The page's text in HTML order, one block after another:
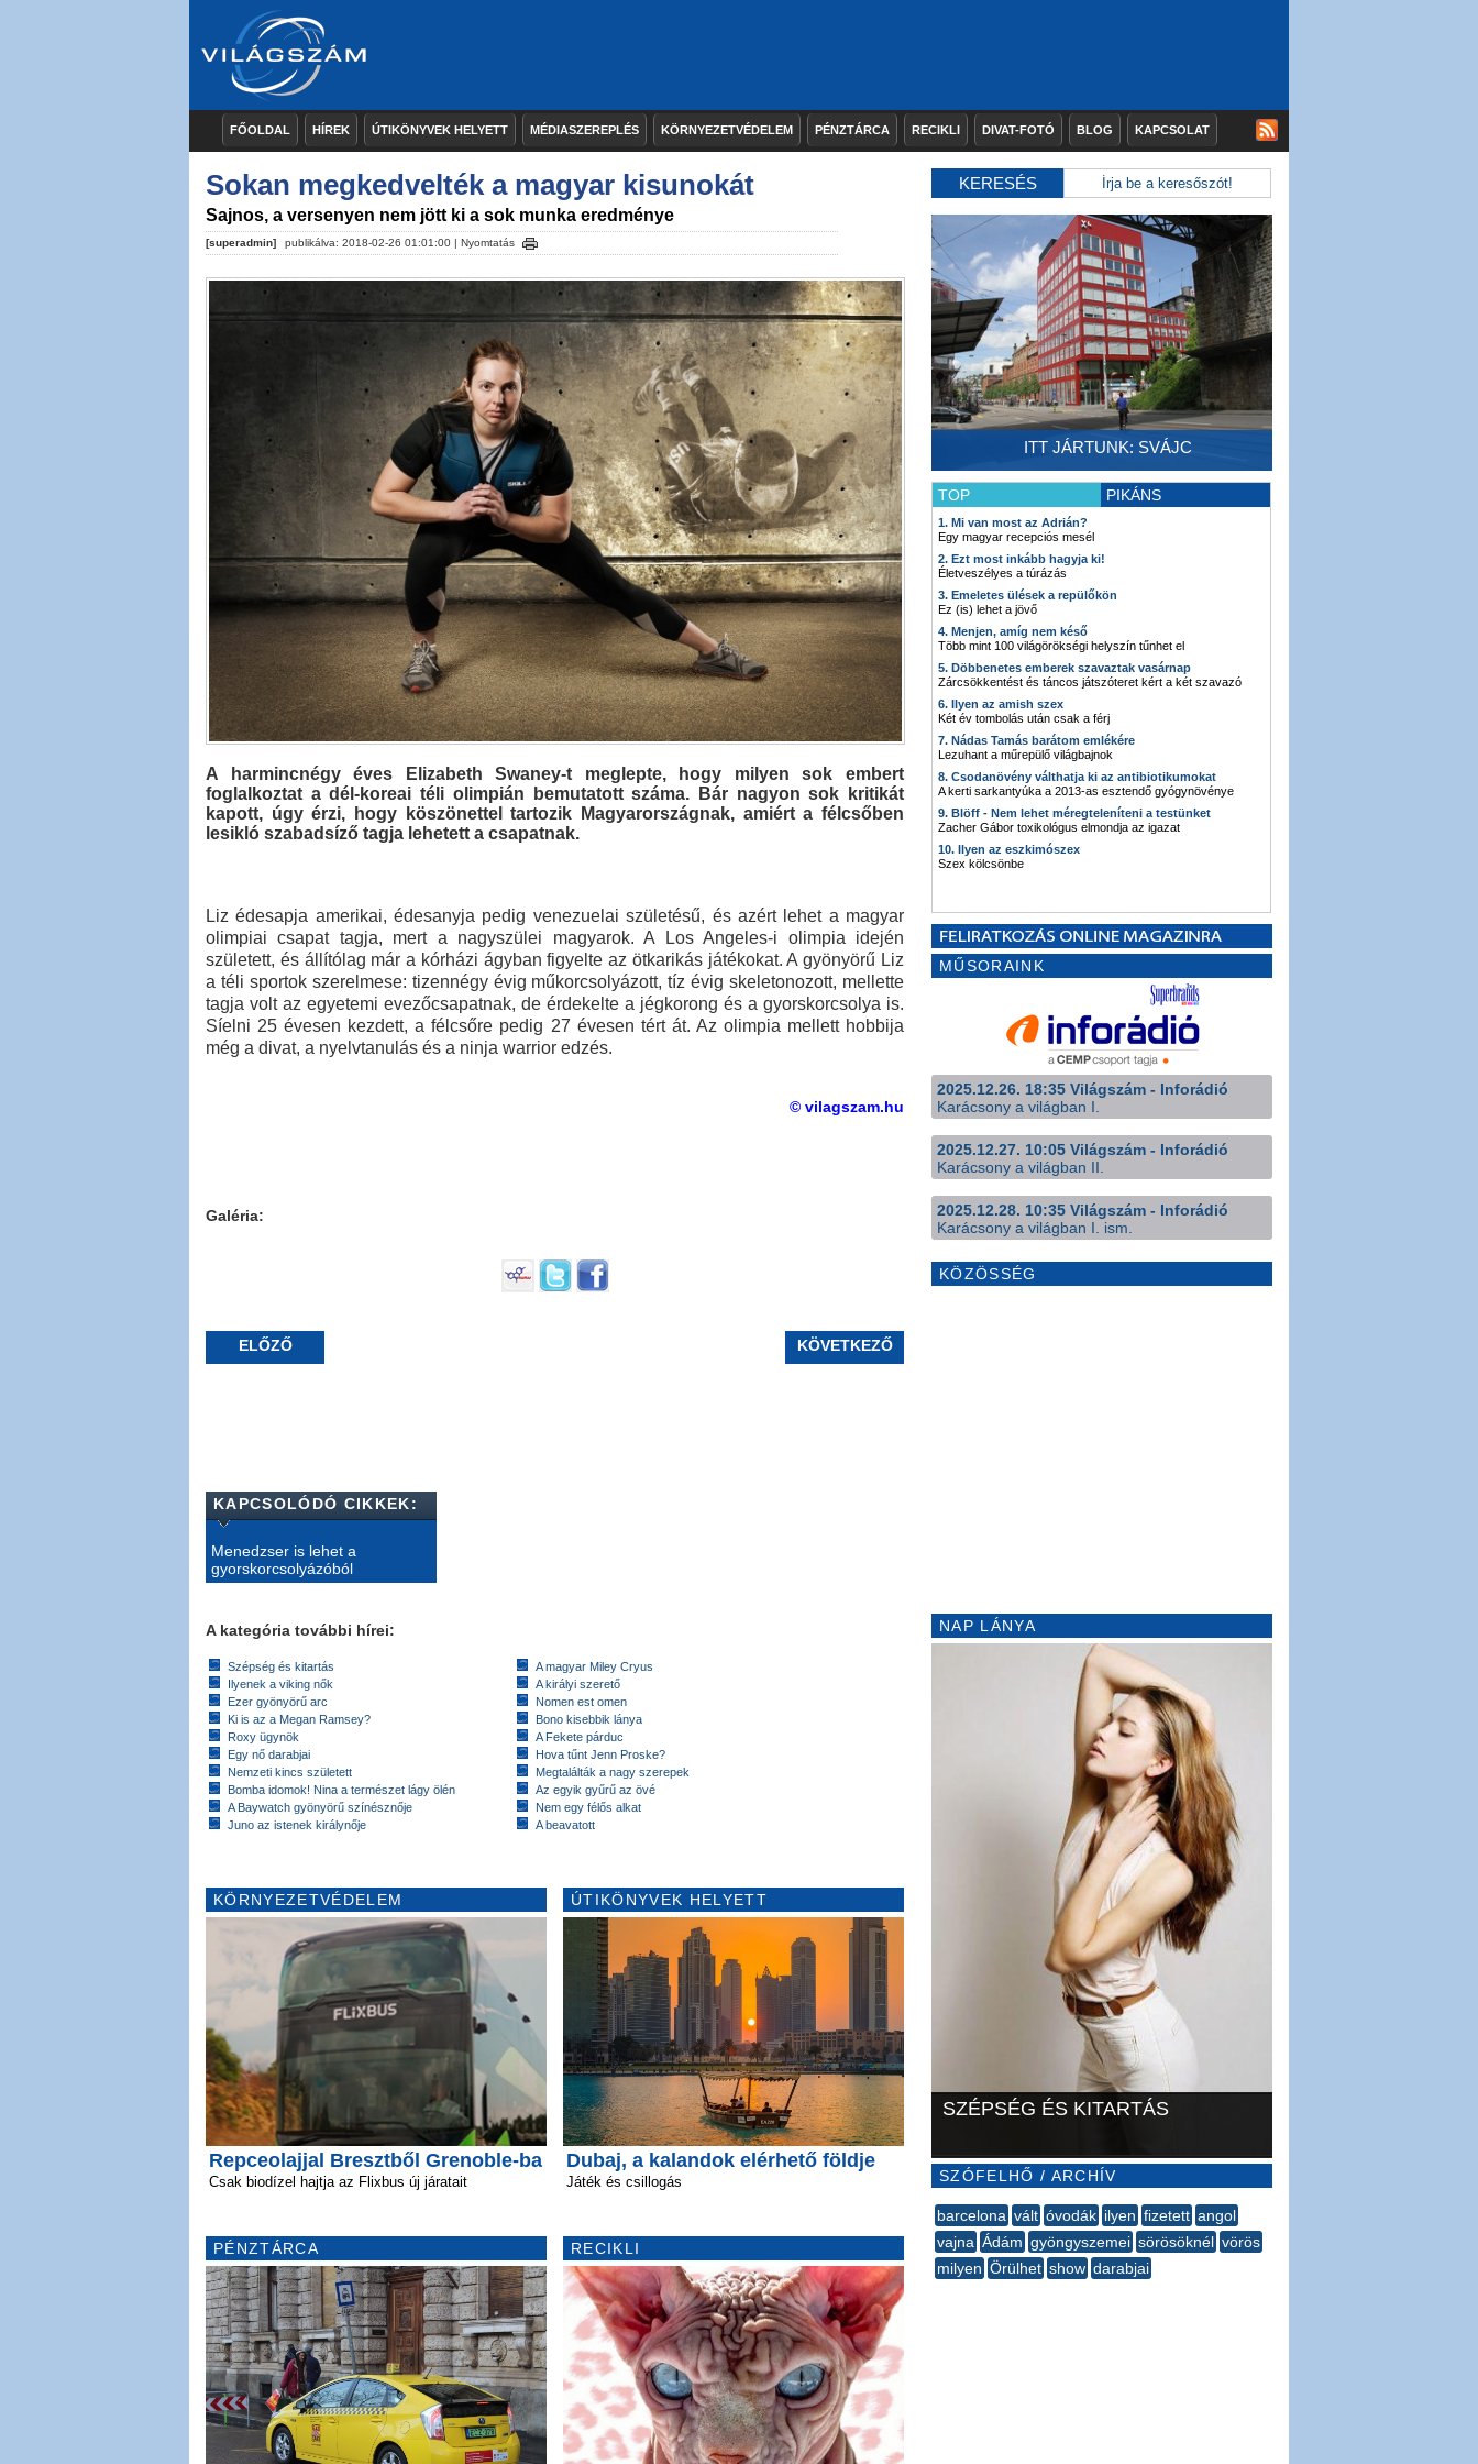
FŐOLDAL HÍREK ÚTIKÖNYVEK HELYETT MÉDIASZEREPLÉS KÖRNYEZETVÉDELEM PÉNZTÁRCA RECIKLI DIVAT-FOTÓ BLOG KAPCSOLAT
Sokan megkedvelték a magyar kisunokát
Sajnos, a versenyen nem jött ki a sok munka eredménye
[superadmin] publikálva: 2018-02-26 01:01:00 | Nyomtatás
A harmincnégy éves Elizabeth Swaney-t meglepte, hogy milyen sok embert
foglalkoztat a dél-koreai téli olimpián bemutatott száma. Bár nagyon sok kritikát
kapott, úgy érzi, hogy köszönettel tartozik Magyarországnak, amiért a félcsőben
lesikló szabadsíző tagja lehetett a csapatnak.
Liz édesapja amerikai, édesanyja pedig venezuelai születésű, és azért lehet a magyar
olimpiai csapat tagja, mert a nagyszülei magyarok. A Los Angeles-i olimpia idején
született, és állítólag már a kórházi ágyban figyelte az ötkarikás játékokat. A gyönyörű Liz
a téli sportok szerelmese: tizennégy évig műkorcsolyázott, tíz évig skeletonozott, mellette
tagja volt az egyetemi evezőcsapatnak, de érdekelte a jégkorong és a gyorskorcsolya is.
Síelni 25 évesen kezdett, a félcsőre pedig 27 évesen tért át. Az olimpia mellett hobbija
még a divat, a nyelvtanulás és a ninja warrior edzés.
© vilagszam.hu
Galéria:
ELŐZŐ KÖVETKEZŐ
KAPCSOLÓDÓ CIKKEK:
Menedzser is lehet a
gyorskorcsolyázóból
A kategória további hírei:
Szépség és kitartás
Ilyenek a viking nők
Ezer gyönyörű arc
Ki is az a Megan Ramsey?
Roxy ügynök
Egy nő darabjai
Nemzeti kincs született
Bomba idomok! Nina a természet lágy ölén
A Baywatch gyönyörű színésznője
Juno az istenek királynője
A magyar Miley Cryus
A királyi szerető
Nomen est omen
Bono kisebbik lánya
A Fekete párduc
Hova tűnt Jenn Proske?
Megtalálták a nagy szerepek
Az egyik gyűrű az övé
Nem egy félős alkat
A beavatott
KÖRNYEZETVÉDELEM
Repceolajjal Bresztből Grenoble-ba
Csak biodízel hajtja az Flixbus új járatait
PÉNZTÁRCA
ÚTIKÖNYVEK HELYETT
Dubaj, a kalandok elérhető földje
Játék és csillogás
RECIKLI
KERESÉS
ITT JÁRTUNK: SVÁJC
TOP PIKÁNS
1. Mi van most az Adrián?
Egy magyar recepciós mesél
2. Ezt most inkább hagyja ki!
Életveszélyes a túrázás
3. Emeletes ülések a repülőkön
Ez (is) lehet a jövő
4. Menjen, amíg nem késő
Több mint 100 világörökségi helyszín tűnhet el
5. Döbbenetes emberek szavaztak vasárnap
Zárcsökkentést és táncos játszóteret kért a két szavazó
6. Ilyen az amish szex
Két év tombolás után csak a férj
7. Nádas Tamás barátom emlékére
Lezuhant a műrepülő világbajnok
8. Csodanövény válthatja ki az antibiotikumokat
A kerti sarkantyúka a 2013-as esztendő gyógynövénye
9. Blöff - Nem lehet méregteleníteni a testünket
Zacher Gábor toxikológus elmondja az igazat
10. Ilyen az eszkimószex
Szex kölcsönbe
MŰSORAINK
2025.12.26. 18:35 Világszám - Inforádió
Karácsony a világban I.
2025.12.27. 10:05 Világszám - Inforádió
Karácsony a világban II.
2025.12.28. 10:35 Világszám - Inforádió
Karácsony a világban I. ism.
KÖZÖSSÉG
NAP LÁNYA
SZÉPSÉG ÉS KITARTÁS
SZÓFELHŐ / ARCHÍV
barcelona vált óvodák ilyen fizetett angol
vajna Ádám gyöngyszemei sörösöknél vörös
milyen Örülhet show darabjai